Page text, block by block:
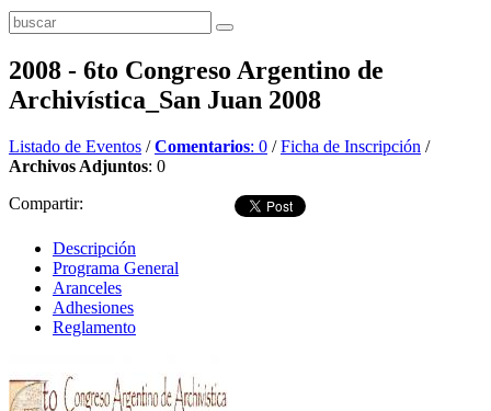
2008 - 6to Congreso Argentino de
Archivística_San Juan 2008
Listado de Eventos /Comentarios: 0 /Ficha de Inscripción /
Archivos Adjuntos: 0
Compartir:
Descripción
Programa General
Aranceles
Adhesiones
Reglamento